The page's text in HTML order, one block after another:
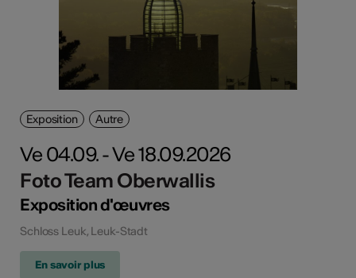
Exposition Autre
Ve 04.09. - Ve 18.09.2026
Foto Team Oberwallis
Exposition d'œuvres
Schloss Leuk, Leuk-Stadt
En savoir plus